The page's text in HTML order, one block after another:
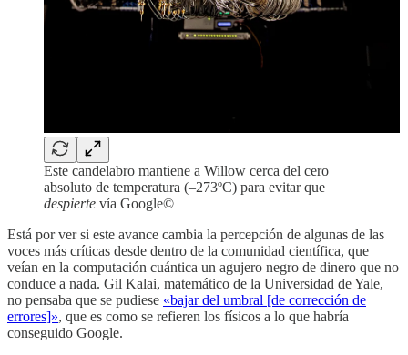
Este candelabro mantiene a Willow cerca del cero
absoluto de temperatura (–273ºC) para evitar que
despierte vía Google©
Está por ver si este avance cambia la percepción de algunas de las
voces más críticas desde dentro de la comunidad científica, que
veían en la computación cuántica un agujero negro de dinero que no
conduce a nada. Gil Kalai, matemático de la Universidad de Yale,
no pensaba que se pudiese «bajar del umbral [de corrección de
errores]», que es como se refieren los físicos a lo que habría
conseguido Google.